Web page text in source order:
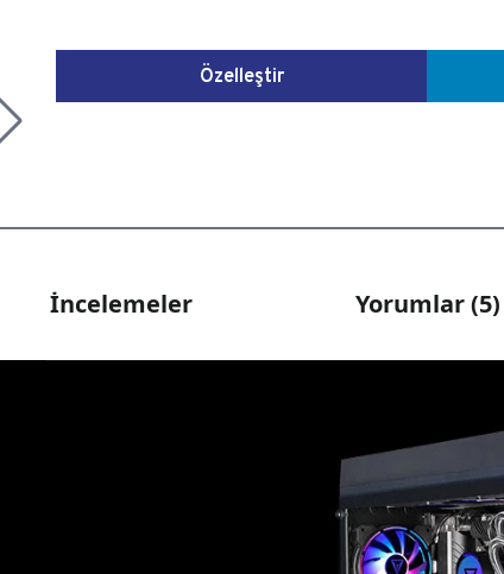
Özelleştir
İncelemeler Yorumlar (5)